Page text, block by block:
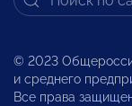
© 2023
и среднего
Все права